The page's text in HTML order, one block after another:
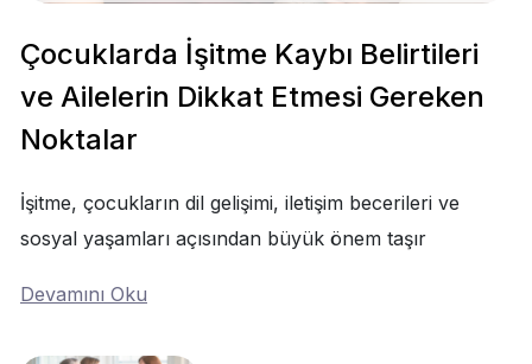
Çocuklarda İşitme Kaybı Belirtileri
ve Ailelerin Dikkat Etmesi Gereken
Noktalar
İşitme, çocukların dil gelişimi, iletişim becerileri ve
sosyal yaşamları açısından büyük önem taşır
Devamını Oku